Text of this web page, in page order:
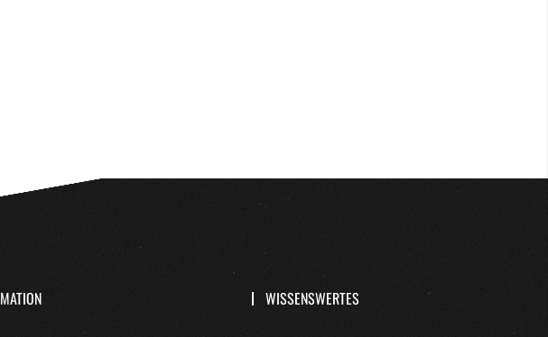
WISSENSWERTES